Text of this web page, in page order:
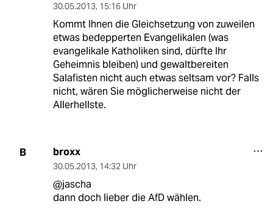
30.05.2013, 15:16 Uhr
Kommt Ihnen die Gleichsetzung von zuweilen
etwas bedepperten Evangelikalen (was
evangelikale Katholiken sind, dürfte Ihr
Geheimnis bleiben) und gewaltbereiten
Salafisten nicht auch etwas seltsam vor? Falls
nicht, wären Sie möglicherweise nicht der
Allerhellste.
B broxx
30.05.2013, 14:32 Uhr
@jascha
dann doch lieber die AfD wählen.